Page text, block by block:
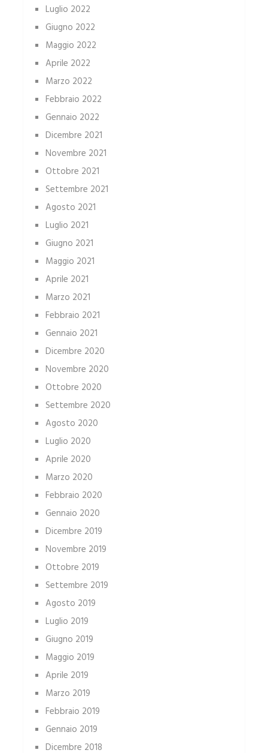
Luglio 2022
Giugno 2022
Maggio 2022
Aprile 2022
Marzo 2022
Febbraio 2022
Gennaio 2022
Dicembre 2021
Novembre 2021
Ottobre 2021
Settembre 2021
Agosto 2021
Luglio 2021
Giugno 2021
Maggio 2021
Aprile 2021
Marzo 2021
Febbraio 2021
Gennaio 2021
Dicembre 2020
Novembre 2020
Ottobre 2020
Settembre 2020
Agosto 2020
Luglio 2020
Aprile 2020
Marzo 2020
Febbraio 2020
Gennaio 2020
Dicembre 2019
Novembre 2019
Ottobre 2019
Settembre 2019
Agosto 2019
Luglio 2019
Giugno 2019
Maggio 2019
Aprile 2019
Marzo 2019
Febbraio 2019
Gennaio 2019
Dicembre 2018